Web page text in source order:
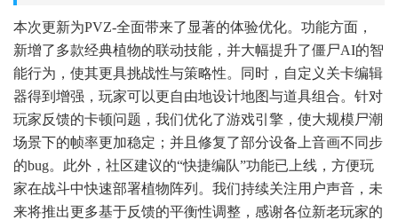
本次更新为PVZ-全面带来了显著的体验优化。功能方面，
新增了多款经典植物的联动技能，并大幅提升了僵尸AI的智
能行为，使其更具挑战性与策略性。同时，自定义关卡编辑
器得到增强，玩家可以更自由地设计地图与道具组合。针对
玩家反馈的卡顿问题，我们优化了游戏引擎，使大规模尸潮
场景下的帧率更加稳定；并且修复了部分设备上音画不同步
的bug。此外，社区建议的“快捷编队”功能已上线，方便玩
家在战斗中快速部署植物阵列。我们持续关注用户声音，未
来将推出更多基于反馈的平衡性调整，感谢各位新老玩家的